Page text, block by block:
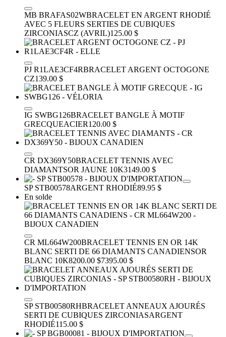
MB BRAFAS02WBRACELET EN ARGENT RHODIÉ
AVEC 5 FLEURS SERTIES DE CUBIQUES
ZIRCONIASCZ (AVRIL)125.00 $
PJ R1LAE3CF4RBRACELET ARGENT OCTOGONE
CZ139.00 $
IG SWBG126BRACELET BANGLE À MOTIF
GRECQUEACIER120.00 $
CR DX369Y50BRACELET TENNIS AVEC
DIAMANTSOR JAUNE 10K3149.00 $
SP STB00578ARGENT RHODIÉ89.95 $
En solde
CR ML664W200BRACELET TENNIS EN OR 14K
BLANC SERTI DE 66 DIAMANTS CANADIENSOR
BLANC 10K8200.00 $7395.00 $
SP STB00580RHBRACELET ANNEAUX AJOURÉS
SERTI DE CUBIQUES ZIRCONIASARGENT
RHODIÉ115.00 $